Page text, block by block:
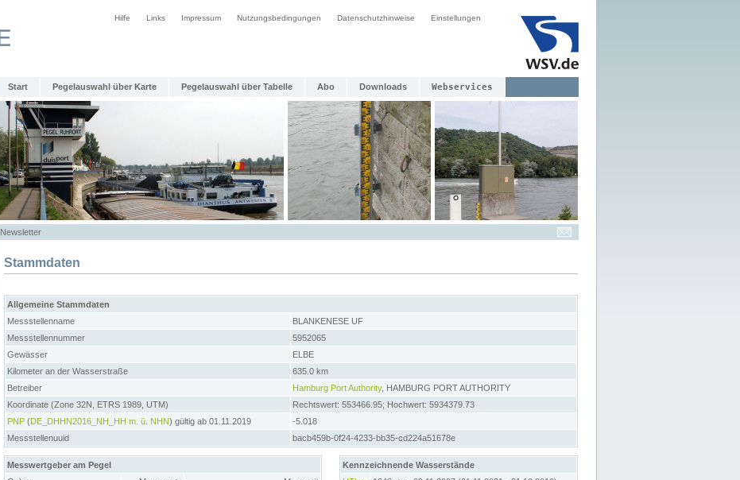
Hilfe Links Impressum Nutzungsbedingungen Datenschutzhinweise Einstellungen
Start Pegelauswahl über Karte Pegelauswahl über Tabelle Abo Downloads Webservices
Newsletter
Stammdaten
Allgemeine Stammdaten
Messstellenname
BLANKENESE UF
Messstellennummer
5952065
Gewässer
ELBE
Kilometer an der Wasserstraße
635.0 km
Betreiber
Hamburg Port Authority, HAMBURG PORT AUTHORITY
Koordinate (Zone 32N, ETRS 1989, UTM)
Rechtswert: 553466.95; Hochwert: 5934379.73
PNP (DE_DHHN2016_NH_HH m. ü. NHN) gültig ab 01.11.2019
-5.018
Messstellenuuid
bacb459b-0f24-4233-bb35-cd224a51678e
Messwertgeber am Pegel
Kennzeichnende Wasserstände